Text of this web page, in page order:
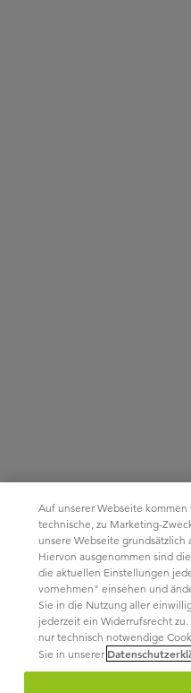
Auf unserer Webseite
technische, zu Marketing-
unsere Webseite grundsätzlich
Hiervon ausgenommen sind
die aktuellen Einstellungen
vornehmen" einsehen und
Sie in die Nutzung aller
jederzeit ein Widerrufsrecht
nur technisch notwendige
Sie in unserer